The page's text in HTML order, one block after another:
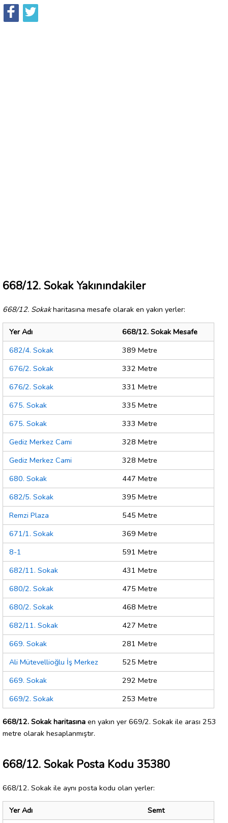
668/12. Sokak Yakınındakiler
668/12. Sokakharitasına mesafe olarak en yakın yerler:
Yer Adı
668/12. Sokak Mesafe
682/4. Sokak
389 Metre
676/2. Sokak
332 Metre
676/2. Sokak
331 Metre
675. Sokak
335 Metre
675. Sokak
333 Metre
Gediz Merkez Cami
328 Metre
Gediz Merkez Cami
328 Metre
680. Sokak
447 Metre
682/5. Sokak
395 Metre
Remzi Plaza
545 Metre
671/1. Sokak
369 Metre
8-1
591 Metre
682/11. Sokak
431 Metre
680/2. Sokak
475 Metre
680/2. Sokak
468 Metre
682/11. Sokak
427 Metre
669. Sokak
281 Metre
Ali Mütevellioğlu İş Merkez
525 Metre
669. Sokak
292 Metre
669/2. Sokak
253 Metre
668/12. Sokak haritasına en yakın yer 669/2. Sokak ile arası 253
metre olarak hesaplanmıştır.
668/12. Sokak Posta Kodu 35380
668/12. Sokak ile aynı posta kodu olan yerler:
Yer Adı
Semt